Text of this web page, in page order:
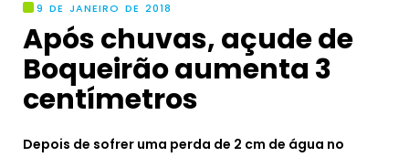
9 DE JANEIRO DE 2018
Após chuvas, açude de
Boqueirão aumenta 3
centímetros
Depois de sofrer uma perda de 2 cm de água no